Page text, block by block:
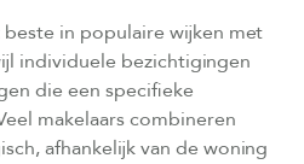
in populaire wijken met
individuele bezichtigingen
die een specifieke
makelaars combineren
afhankelijk van de woning